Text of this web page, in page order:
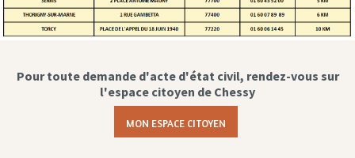
Pour toute demande d'acte d'état civil, rendez-vous sur
l'espace citoyen de Chessy
MON ESPACE CITOYEN